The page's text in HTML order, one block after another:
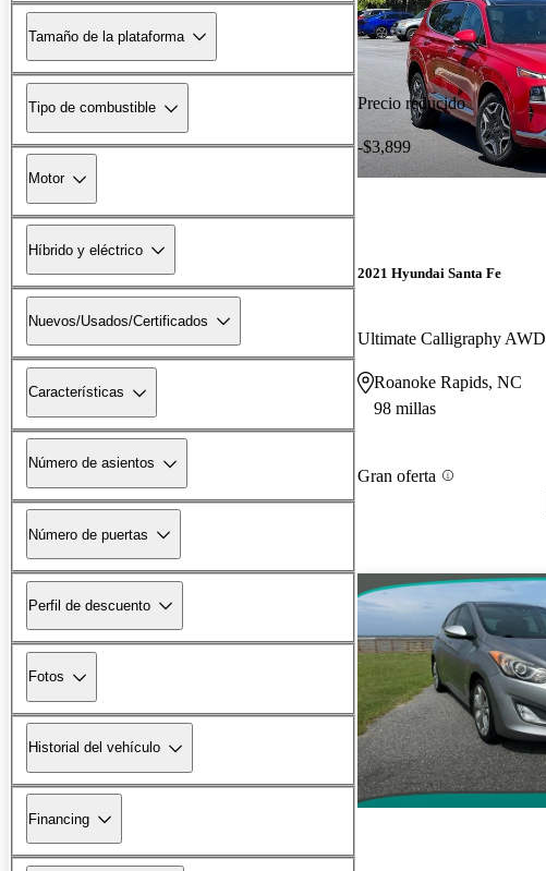
Tamaño de la plataforma
Tipo de combustible
Motor
Híbrido y eléctrico
Nuevos/Usados/Certificados
Características
Número de asientos
Número de puertas
Perfil de descuento
Fotos
Historial del vehículo
Financing
Precio reducido
-$3,899
2021 Hyundai Santa Fe
Ultimate Calligraphy AWD
Roanoke Rapids, NC
98 millas
Gran oferta